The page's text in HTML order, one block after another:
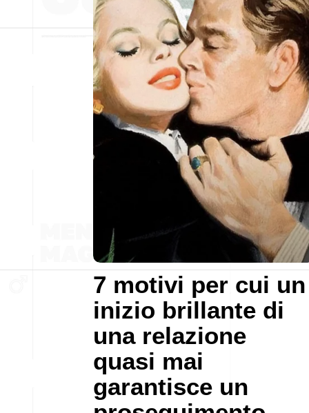
7 motivi per cui un
inizio brillante di
una relazione
quasi mai
garantisce un